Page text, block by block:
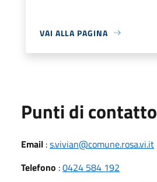
VAI ALLA PAGINA
Punti di contatto
Email :s.vivian@comune.rosa.vi.it
Telefono :0424 584 192